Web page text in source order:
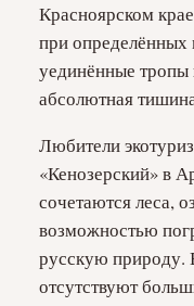
Красноярском
при
уединённые тропы
абсолютная
Любители
«Кенозерский» в
сочетаются леса,
возможностью
русскую природу.
отсутствуют